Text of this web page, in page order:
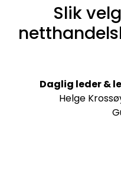
Slik
Daglig leder &
Helge
G